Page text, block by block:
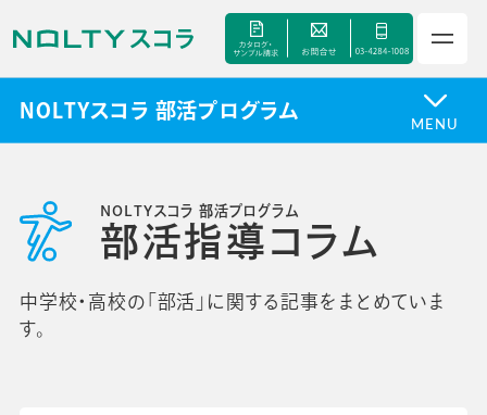
サービス
セミナー
NOLTYスコラ 部活プログラム
MENU
部活指導コラム
NOLTYスコラ 部活プログラム
中学校・高校の「部活」に関する記事をまとめていま
す。